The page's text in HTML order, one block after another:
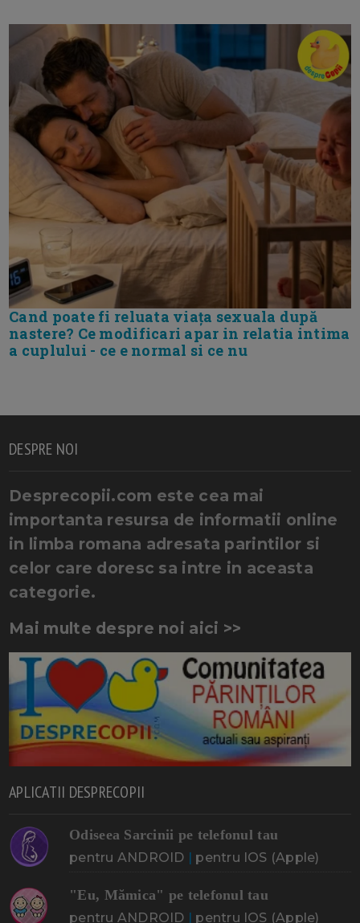
Cand poate fi reluata viața sexuala după
nastere? Ce modificari apar in relatia intima
a cuplului - ce e normal si ce nu
DESPRE NOI
Desprecopii.com este cea mai
importanta resursa de informatii online
in limba romana adresata parintilor si
celor care doresc sa intre in aceasta
categorie.
Mai multe despre noi aici >>
APLICATII DESPRECOPII
Odiseea Sarcinii pe telefonul tau
pentru ANDROID | pentru IOS (Apple)
"Eu, Mămica" pe telefonul tau
pentru ANDROID | pentru IOS (Apple)